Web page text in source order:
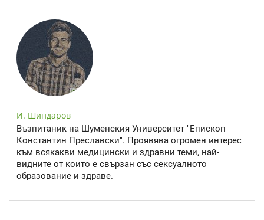
И. Шиндаров
Възпитаник на Шуменския Университет "Епископ
Константин Преславски". Проявява огромен интерес
към всякакви медицински и здравни теми, най-
видните от които е свързан със сексуалното
образование и здраве.